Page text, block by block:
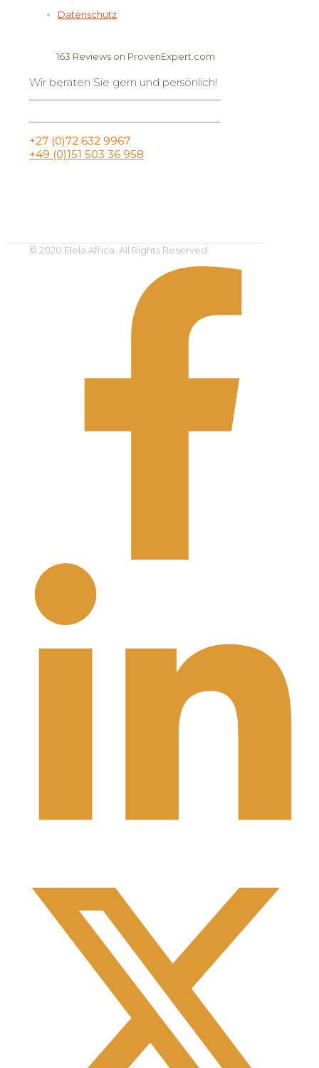
Datenschutz
Elela Africa
163 Reviews on ProvenExpert.com
Wir beraten Sie gern und persönlich!
+27 (0)72 632 9967
+49 (0)151 503 36 958
© 2020 Elela Africa. All Rights Reserved.